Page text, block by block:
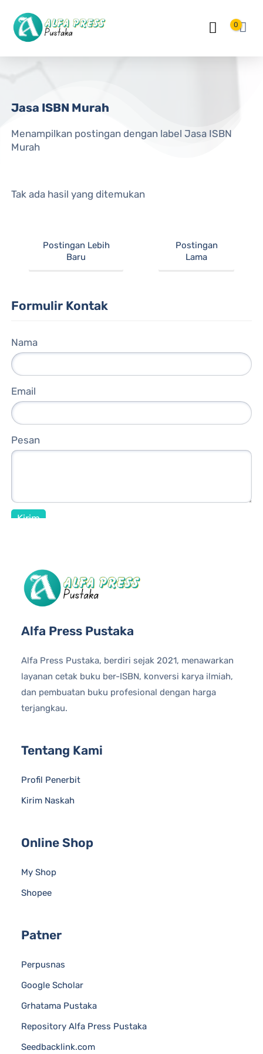
Langsung ke konten utama
0
Jasa ISBN Murah
Menampilkan postingan dengan labelJasa ISBN
Murah
Tak ada hasil yang ditemukan
Postingan Lebih
Baru
Postingan
Lama
Formulir Kontak
Nama
Email
Pesan
Alfa Press Pustaka
Alfa Press Pustaka, berdiri sejak 2021, menawarkan
layanan cetak buku ber-ISBN, konversi karya ilmiah,
dan pembuatan buku profesional dengan harga
terjangkau.
Tentang Kami
Profil Penerbit
Kirim Naskah
Online Shop
My Shop
Shopee
Patner
Perpusnas
Google Scholar
Grhatama Pustaka
Repository Alfa Press Pustaka
Seedbacklink.com